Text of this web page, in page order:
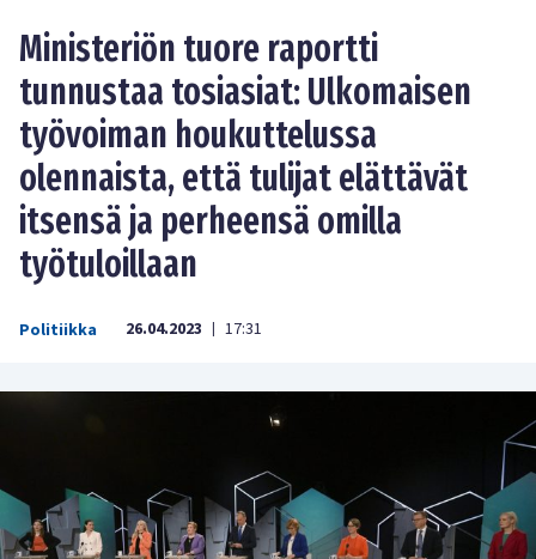
Ministeriön tuore raportti
tunnustaa tosiasiat: Ulkomaisen
työvoiman houkuttelussa
olennaista, että tulijat elättävät
itsensä ja perheensä omilla
työtuloillaan
Politiikka 26.04.2023 | 17:31